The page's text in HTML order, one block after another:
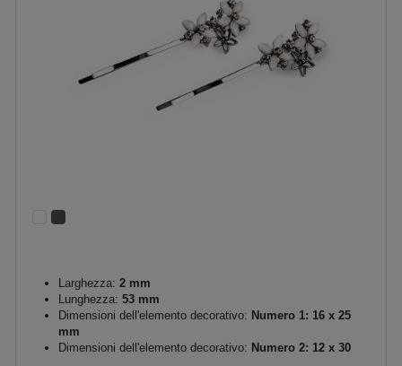
Larghezza: 2 mm
Lunghezza: 53 mm
Dimensioni dell'elemento decorativo: Numero 1: 16 x 25
mm
Dimensioni dell'elemento decorativo: Numero 2: 12 x 30